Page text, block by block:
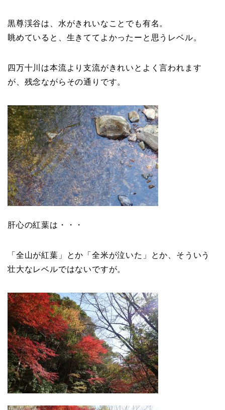
黒尊渓谷は、水がきれいなことでも有名。
眺めていると、生きててよかったーと思うレベル。
四万十川は本流より支流がきれいとよく言われます
が、残念ながらその通りです。
肝心の紅葉は・・・
「全山が紅葉」とか「全米が泣いた」とか、そういう
壮大なレベルではないですが。